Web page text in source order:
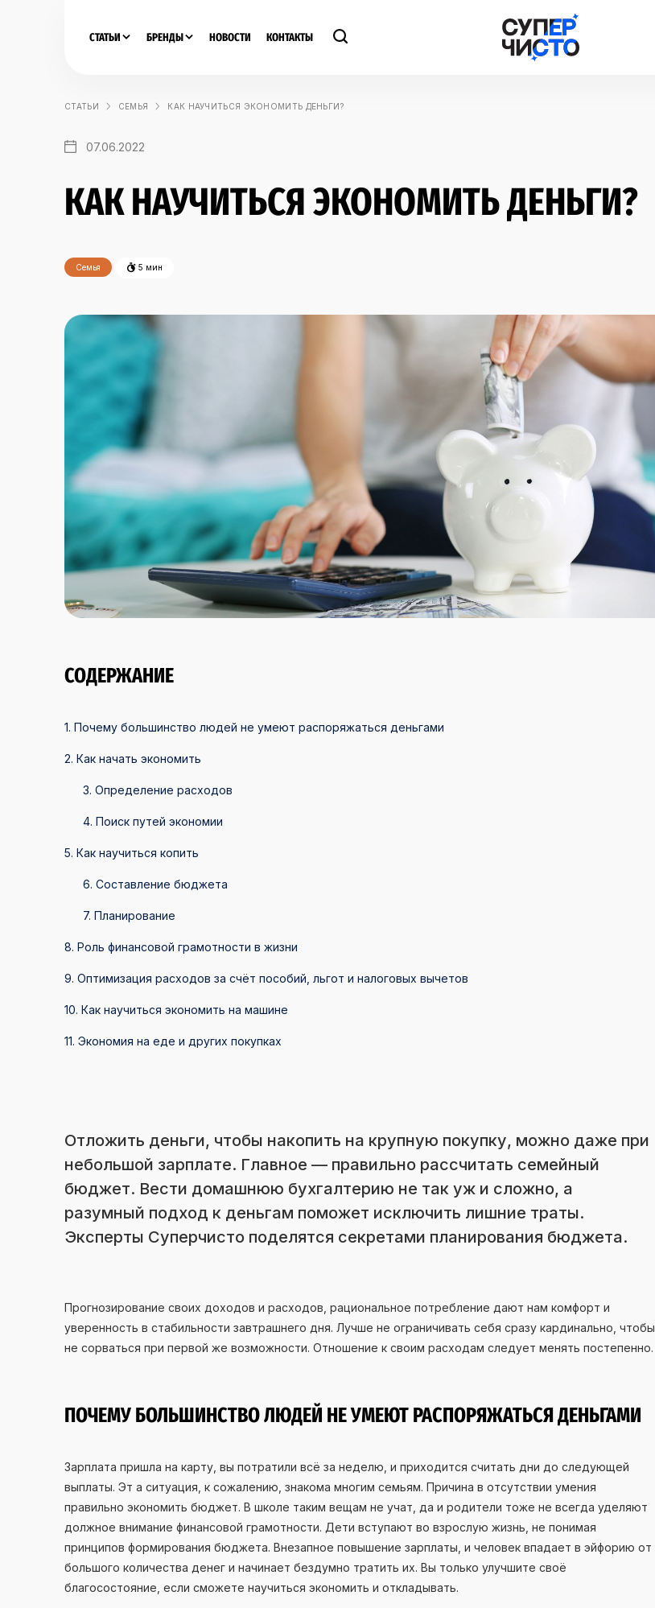
СТАТЬИ БРЕНДЫ НОВОСТИ КОНТАКТЫ
СТАТЬИ СЕМЬЯ КАК НАУЧИТЬСЯ ЭКОНОМИТЬ ДЕНЬГИ?
07.06.2022
КАК НАУЧИТЬСЯ ЭКОНОМИТЬ ДЕНЬГИ?
Семья 5 мин
СОДЕРЖАНИЕ
1. Почему большинство людей не умеют распоряжаться деньгами
2. Как начать экономить
3. Определение расходов
4. Поиск путей экономии
5. Как научиться копить
6. Составление бюджета
7. Планирование
8. Роль финансовой грамотности в жизни
9. Оптимизация расходов за счёт пособий, льгот и налоговых вычетов
10. Как научиться экономить на машине
11. Экономия на еде и других покупках
Отложить деньги, чтобы накопить на крупную покупку, можно даже при
небольшой зарплате. Главное — правильно рассчитать семейный
бюджет. Вести домашнюю бухгалтерию не так уж и сложно, а
разумный подход к деньгам поможет исключить лишние траты.
Эксперты Суперчисто поделятся секретами планирования бюджета.
Прогнозирование своих доходов и расходов, рациональное потребление дают нам комфорт и
уверенность в стабильности завтрашнего дня. Лучше не ограничивать себя сразу кардинально, чтобы
не сорваться при первой же возможности. Отношение к своим расходам следует менять постепенно.
ПОЧЕМУ БОЛЬШИНСТВО ЛЮДЕЙ НЕ УМЕЮТ РАСПОРЯЖАТЬСЯ ДЕНЬГАМИ
Зарплата пришла на карту, вы потратили всё за неделю, и приходится считать дни до следующей
выплаты. Эт а ситуация, к сожалению, знакома многим семьям. Причина в отсутствии умения
правильно экономить бюджет. В школе таким вещам не учат, да и родители тоже не всегда уделяют
должное внимание финансовой грамотности. Дети вступают во взрослую жизнь, не понимая
принципов формирования бюджета. Внезапное повышение зарплаты, и человек впадает в эйфорию от
большого количества денег и начинает бездумно тратить их. Вы только улучшите своё
благосостояние, если сможете научиться экономить и откладывать.